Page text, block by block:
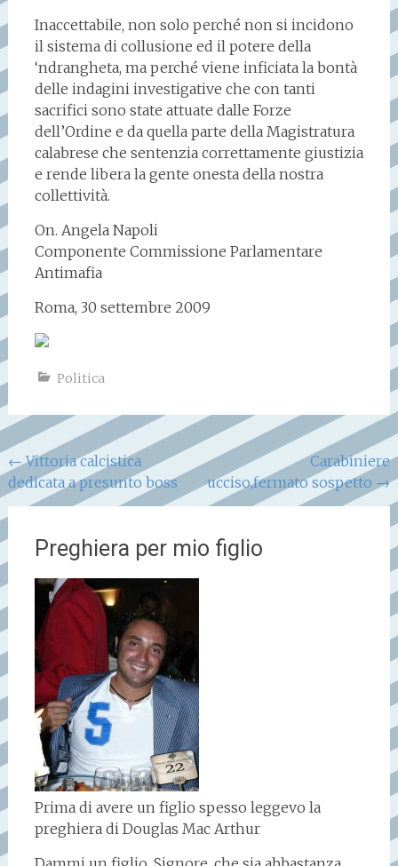
Inaccettabile, non solo perché non si incidono
il sistema di collusione ed il potere della
‘ndrangheta, ma perché viene inficiata la bontà
delle indagini investigative che con tanti
sacrifici sono state attuate dalle Forze
dell’Ordine e da quella parte della Magistratura
calabrese che sentenzia correttamente giustizia
e rende libera la gente onesta della nostra
collettività.
On. Angela Napoli
Componente Commissione Parlamentare
Antimafia
Roma, 30 settembre 2009
Politica
Navigazione
articoli
←Vittoria calcistica
dedicata a presunto boss
Carabiniere
ucciso,fermato sospetto →
Preghiera per mio figlio
Prima di avere un figlio spesso leggevo la
preghiera di Douglas Mac Arthur